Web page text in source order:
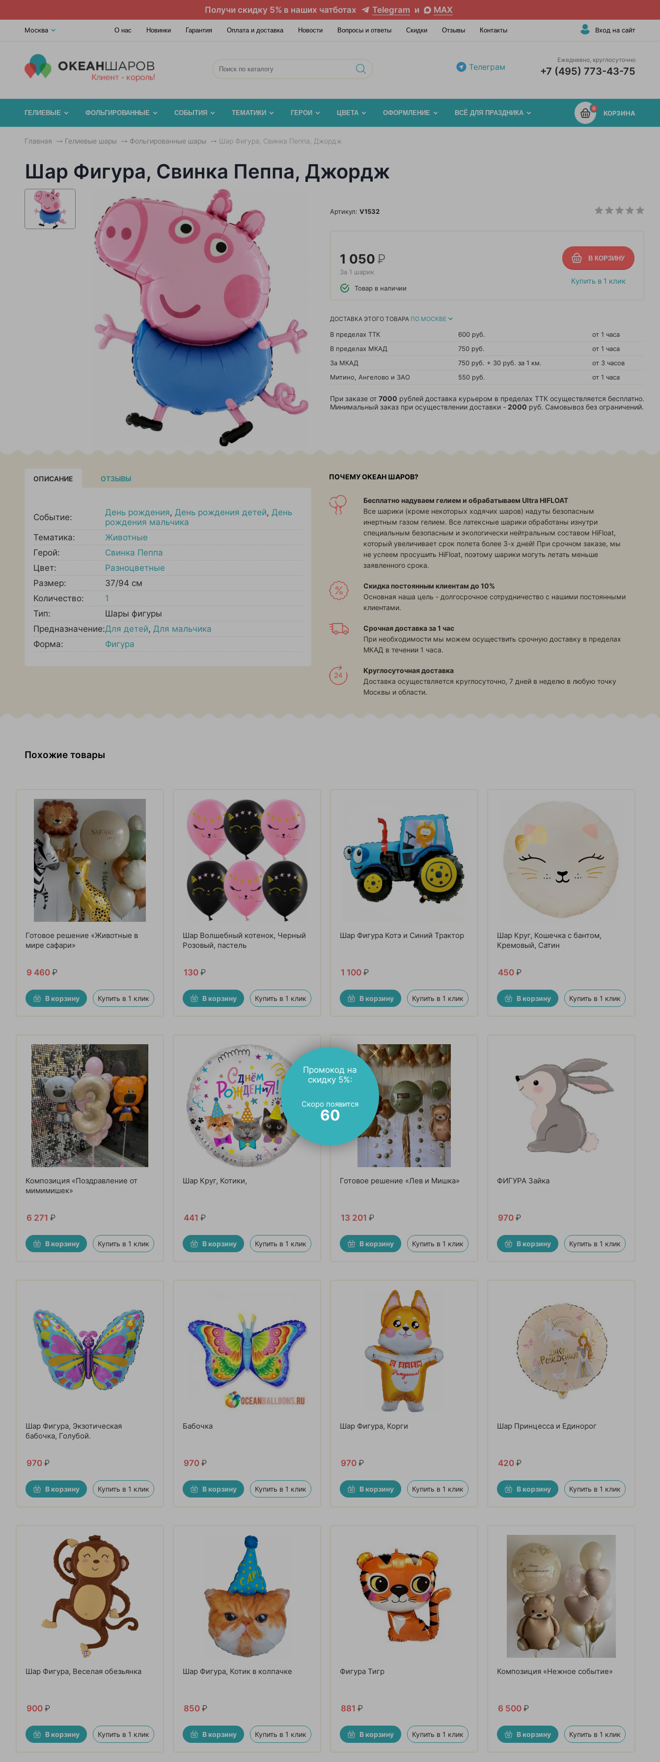
Получи скидку 5% в наших чатботах Telegram и MAX
Москва О нас Новинки Гарантия Оплата и доставка Новости Вопросы и ответы Скидки Отзывы Контакты Вход на сайт
Телеграм
Ежедневно, круглосуточно
+7 (495) 773-43-75
0
КОРЗИНА
ГЕЛИЕВЫЕ ФОЛЬГИРОВАННЫЕ СОБЫТИЯ ТЕМАТИКИ ГЕРОИ ЦВЕТА ОФОРМЛЕНИЕ ВСЁ ДЛЯ ПРАЗДНИКА
Главная Гелиевые шары Фольгированные шары Шар Фигура, Свинка Пеппа, Джордж
Шар Фигура, Свинка Пеппа, Джордж
Артикул: V1532
Купить в 1 клик
1 050Р
За 1 шарик
Товар в наличии
ДОСТАВКА ЭТОГО ТОВАРА ПО МОСКВЕ
В пределах ТТК 600 руб.
от 1 часа
В пределах МКАД
750 руб.
от 1 часа
За МКАД
750 руб. + 30 руб. за 1 км.
от 3 часов
Митино, Ангелово и ЗАО
550 руб. от 1 часа
При заказе от 7000 рублей доставка курьером в пределах ТТК осуществляется бесплатно.
Минимальный заказ при осуществлении доставки - 2000 руб. Самовывоз без ограничений.
ОПИСАНИЕ ОТЗЫВЫ
Событие: День рождения, День рождения детей, День
рождения мальчика
Тематика:
Животные
Герой:
Свинка Пеппа
Цвет:
Разноцветные
Размер:
37/94 см
Количество:
1
Тип:
Шары фигуры
Предназначение:Для детей, Для мальчика
Форма:
Фигура
ПОЧЕМУ ОКЕАН ШАРОВ?
Бесплатно надуваем гелием и обрабатываем Ultra HIFLOAT
Все шарики (кроме некоторых ходячих шаров) надуты безопасным
инертным газом гелием. Все латексные шарики обработаны изнутри
специальным безопасным и экологически нейтральным составом HiFloat,
который увеличивает срок полета более 3-х дней! При срочном заказе, мы
не успеем просушить HiFloat, поэтому шарики могуть летать меньше
заявленного срока.
Скидка постоянным клиентам до 10%
Основная наша цель - долгосрочное сотрудничество с нашими постоянными
клиентами.
Срочная доставка за 1 час
При необходимости мы можем осуществить срочную доставку в пределах
МКАД в течении 1 часа.
Круглосуточная доставка
Доставка осуществляется круглосуточно, 7 дней в неделю в любую точку
Москвы и области.
Похожие товары
Готовое решение «Животные в
мире сафари»
9 460 ₽
В корзину Купить в 1 клик
Шар Волшебный котенок, Черный
Розовый, пастель
130 ₽
В корзину Купить в 1 клик
Шар Фигура Котэ и Синий Трактор
1 100 ₽
В корзину Купить в 1 клик
Шар Круг, Кошечка с бантом,
Кремовый, Сатин
450 ₽
В корзину Купить в 1 клик
Композиция «Поздравление от
мимимишек»
6 271 ₽
В корзину Купить в 1 клик
Шар Круг, Котики,
441 ₽
В корзину Купить в 1 клик
Готовое решение «Лев и Мишка»
13 201 ₽
В корзину Купить в 1 клик
ФИГУРА Зайка
970 ₽
В корзину Купить в 1 клик
Шар Фигура, Экзотическая
бабочка, Голубой.
970 ₽
В корзину Купить в 1 клик
Бабочка
970 ₽
В корзину Купить в 1 клик
Шар Фигура, Корги
970 ₽
В корзину Купить в 1 клик
Шар Принцесса и Единорог
420 ₽
В корзину Купить в 1 клик
Шар Фигура, Веселая обезьянка
900 ₽
В корзину Купить в 1 клик
Шар Фигура, Котик в колпачке
850 ₽
В корзину Купить в 1 клик
Фигура Тигр
881 ₽
В корзину Купить в 1 клик
Композиция «Нежное событие»
6 500 ₽
В корзину Купить в 1 клик
Промокод на
скидку 5%:
Скоро появится
59